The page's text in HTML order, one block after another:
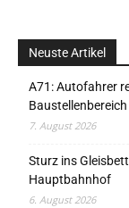
Neuste Artikel
A71: Autofahrer
Baustellenbereich
7. August 2026
Sturz ins
Hauptbahnhof
6. August 2026